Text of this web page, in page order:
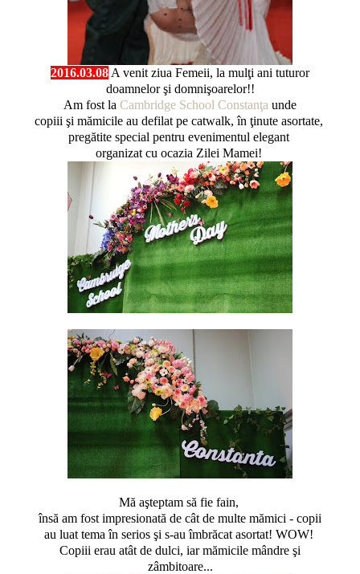
2016.03.08 A venit ziua Femeii, la mulţi ani tuturor
doamnelor şi domnişoarelor!!
Am fost la Cambridge School Constanţa unde
copiii şi mămicile au defilat pe catwalk, în ţinute asortate,
pregătite special pentru evenimentul elegant
organizat cu ocazia Zilei Mamei!
Mă aşteptam să fie fain,
însă am fost impresionată de cât de multe mămici - copii
au luat tema în serios şi s-au îmbrăcat asortat! WOW!
Copiii erau atât de dulci, iar mămicile mândre şi
zâmbitoare...